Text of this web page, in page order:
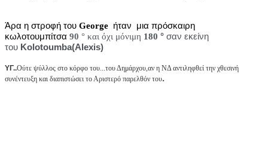
Άρα η στροφή του George ήταν μια πρόσκαιρη
κωλοτουμπίτσα 90 ° και όχι μόνιμη 180 ° σαν εκείνη
του Kolotoumba(Alexis)
ΥΓ..Ούτε ψύλλος στο κόρφο του...του Δημάρχου,αν η ΝΔ αντιληφθεί την χθεσινή
συνέντευξη και διαπιστώσει το Αριστερό παρελθόν του.